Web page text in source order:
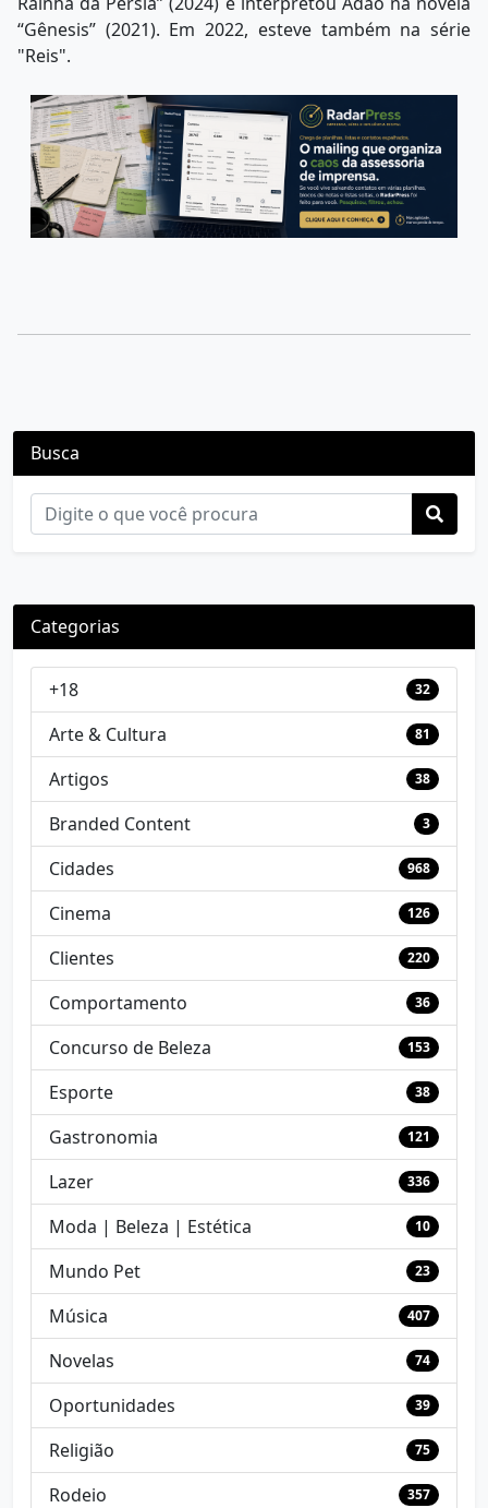
“Gênesis” (2021). Em 2022, esteve também na série
"Reis".
Busca
Categorias
+18 32
Arte & Cultura 81
Artigos 38
Branded Content 3
Cidades 968
Cinema 126
Clientes 220
Comportamento 36
Concurso de Beleza 153
Esporte 38
Gastronomia 121
Lazer 336
Moda | Beleza | Estética 10
Mundo Pet 23
Música 407
Novelas 74
Oportunidades 39
Religião 75
Rodeio 357